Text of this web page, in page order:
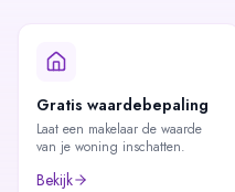
Gratis waardebepaling
Laat een makelaar de waarde
van je woning inschatten.
Bekijk